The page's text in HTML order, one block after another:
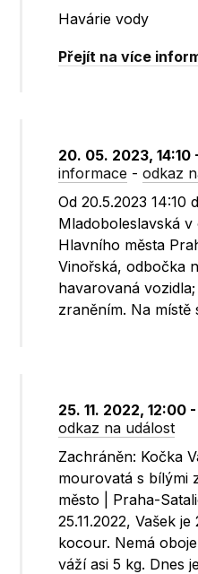
Havárie vody
Přejít na více
20. 05. 2023, 14:10
informace -odkaz
Od 20.5.2023 14:10
Mladoboleslavská
Hlavního města
Vinořská, odbočka
havarovaná
zraněním. Na místě
25. 11. 2022, 12:00
odkaz na událost
Zachráněn: Kočka
mourovatá s bílými
město | Praha-
25.11.2022, Vašek
kocour. Nemá
váží asi 5 kg. Dnes